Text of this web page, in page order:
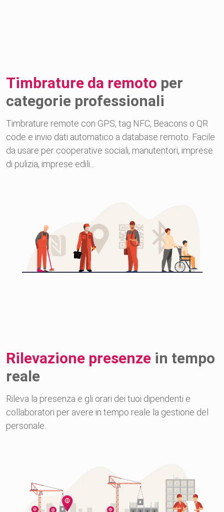
Timbrature da remoto per
categorie professionali
Timbrature remote con GPS, tag NFC, Beacons o QR
code e invio dati automatico a database remoto. Facile
da usare per cooperative sociali, manutentori, imprese
di pulizia, imprese edili...
Rilevazione presenze in tempo
reale
Rileva la presenza e gli orari dei tuoi dipendenti e
collaboratori per avere in tempo reale la gestione del
personale.